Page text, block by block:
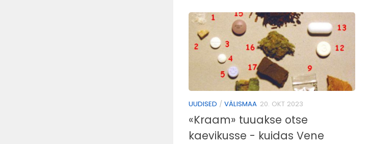
UUDISED / VÄLISMAA 20. OKT 2023
«Kraam» tuuakse otse
kaevikusse - kuidas Vene